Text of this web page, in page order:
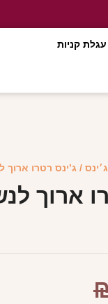
עגלת קניות
/ ג’ינס רטרו
ארוך